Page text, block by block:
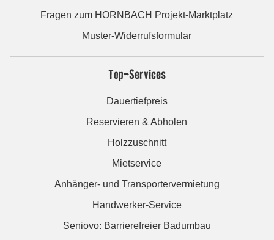
Fragen zum HORNBACH Projekt-Marktplatz
Muster-Widerrufsformular
Top-Services
Dauertiefpreis
Reservieren & Abholen
Holzzuschnitt
Mietservice
Anhänger- und Transportervermietung
Handwerker-Service
Seniovo: Barrierefreier Badumbau